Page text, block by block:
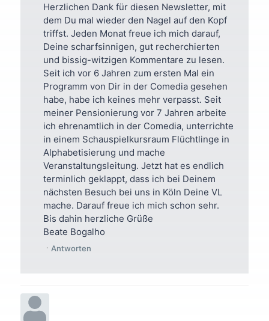
Herzlichen Dank für diesen Newsletter, mit
dem Du mal wieder den Nagel auf den Kopf
triffst. Jeden Monat freue ich mich darauf,
Deine scharfsinnigen, gut recherchierten
und bissig-witzigen Kommentare zu lesen.
Seit ich vor 6 Jahren zum ersten Mal ein
Programm von Dir in der Comedia gesehen
habe, habe ich keines mehr verpasst. Seit
meiner Pensionierung vor 7 Jahren arbeite
ich ehrenamtlich in der Comedia, unterrichte
in einem Schauspielkursraum Flüchtlinge in
Alphabetisierung und mache
Veranstaltungsleitung. Jetzt hat es endlich
terminlich geklappt, dass ich bei Deinem
nächsten Besuch bei uns in Köln Deine VL
mache. Darauf freue ich mich schon sehr.
Bis dahin herzliche Grüße
Beate Bogalho
Antworten